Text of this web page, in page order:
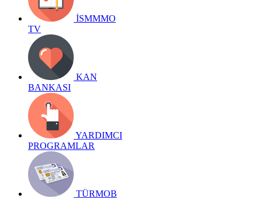
İSMMMO
TV
KAN
BANKASI
YARDIMCI
PROGRAMLAR
TÜRMOB